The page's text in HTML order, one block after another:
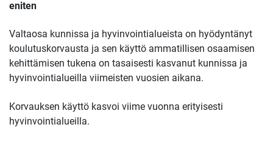
eniten
Valtaosa kunnissa ja hyvinvointialueista on hyödyntänyt
koulutuskorvausta ja sen käyttö ammatillisen osaamisen
kehittämisen tukena on tasaisesti kasvanut kunnissa ja
hyvinvointialueilla viimeisten vuosien aikana.
Korvauksen käyttö kasvoi viime vuonna erityisesti
hyvinvointialueilla.